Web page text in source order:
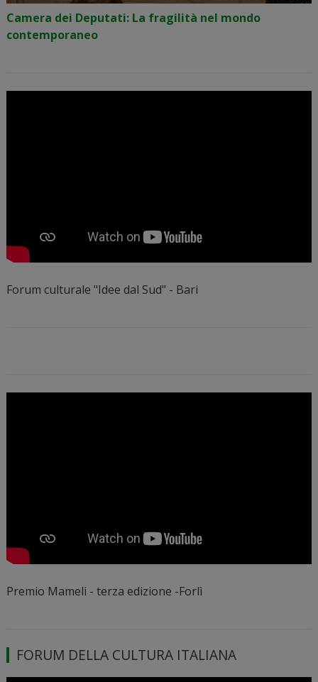
Camera dei Deputati: La fragilità nel mondo
contemporaneo
Forum culturale "Idee dal Sud" - Bari
Premio Mameli - terza edizione -Forlì
FORUM DELLA CULTURA ITALIANA